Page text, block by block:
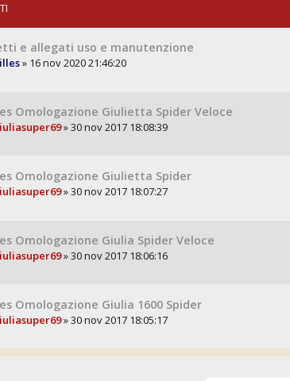
e allegati uso e manutenzione
» 16 nov 2020 21:46:20
Omologazione Giulietta Spider Veloce
» 30 nov 2017 18:08:39
Omologazione Giulietta Spider
» 30 nov 2017 18:07:27
Omologazione Giulia Spider Veloce
» 30 nov 2017 18:06:16
Omologazione Giulia 1600 Spider
» 30 nov 2017 18:05:17